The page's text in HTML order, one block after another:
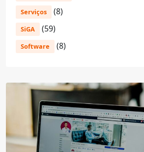
Serviços (8)
SiGA (59)
Software (8)